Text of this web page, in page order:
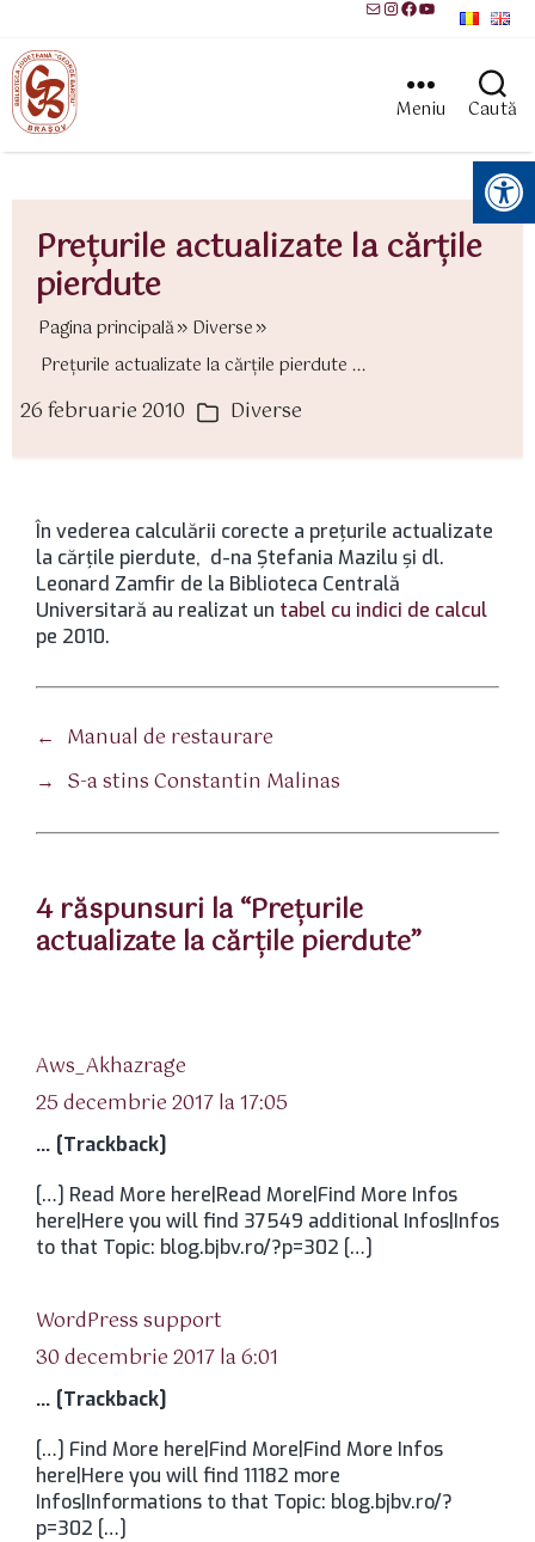
MailInstagram
Facebook
YouTube
Meniu Caută
Instrumente pentru accesibilitate
Preţurile actualizate la cărţile
pierdute
Pagina principală
Diverse
Preţurile actualizate la cărţile pierdute ...
26 februarie 2010 Categorii
Diverse
În vederea calculării corecte a preţurile actualizate
la cărţile pierdute, d-na Ştefania Mazilu şi dl.
Leonard Zamfir de la Biblioteca Centrală
Universitară au realizat un tabel cu indici de calcul
pe 2010.
← Manual de restaurare
→ S-a stins Constantin Malinas
4 răspunsuri la “Preţurile
actualizate la cărţile pierdute”
Aws_Akhazrage
25 decembrie 2017 la 17:05
… [Trackback]
[…] Read More here|Read More|Find More Infos
here|Here you will find 37549 additional Infos|Infos
to that Topic: blog.bjbv.ro/?p=302 […]
WordPress support
30 decembrie 2017 la 6:01
… [Trackback]
[…] Find More here|Find More|Find More Infos
here|Here you will find 11182 more
Infos|Informations to that Topic: blog.bjbv.ro/?
p=302 […]